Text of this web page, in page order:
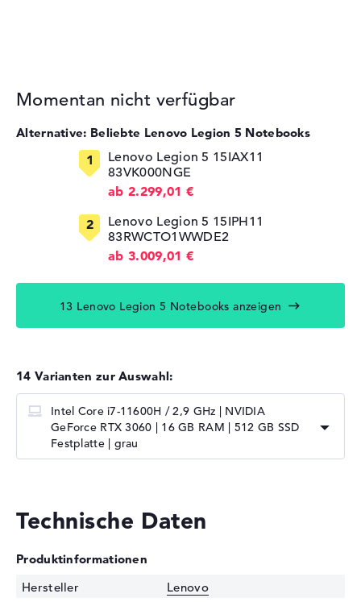
Momentan nicht verfügbar
Alternative: Beliebte Lenovo Legion 5 Notebooks
Lenovo Legion 5 15IAX11
83VK000NGE
ab 2.299,01 €
Lenovo Legion 5 15IPH11
83RWCTO1WWDE2
ab 3.009,01 €
13 Lenovo Legion 5 Notebooks anzeigen
14 Varianten zur Auswahl:
Intel Core i7-11600H / 2,9 GHz | NVIDIA
GeForce RTX 3060 | 16 GB RAM | 512 GB SSD
Festplatte | grau
Technische Daten
Produktinformationen
Hersteller
Lenovo